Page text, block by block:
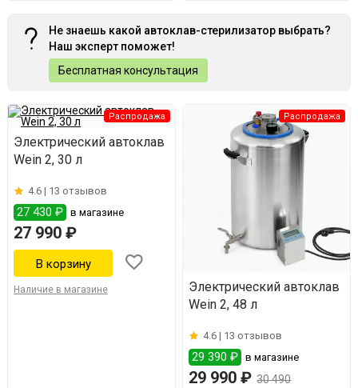
Не знаешь какой автоклав-стерилизатор выбрать?
Наш эксперт поможет!
Бесплатная консультация
Распродажа
Электрический автоклав
Wein 2, 30 л
4.6 | 13 отзывов
27 430 ₽ в магазине
27 990 ₽
Наличие в магазине
Распродажа
Электрический автоклав
Wein 2, 48 л
4.6 | 13 отзывов
29 390 ₽ в магазине
29 990 ₽ 30 490